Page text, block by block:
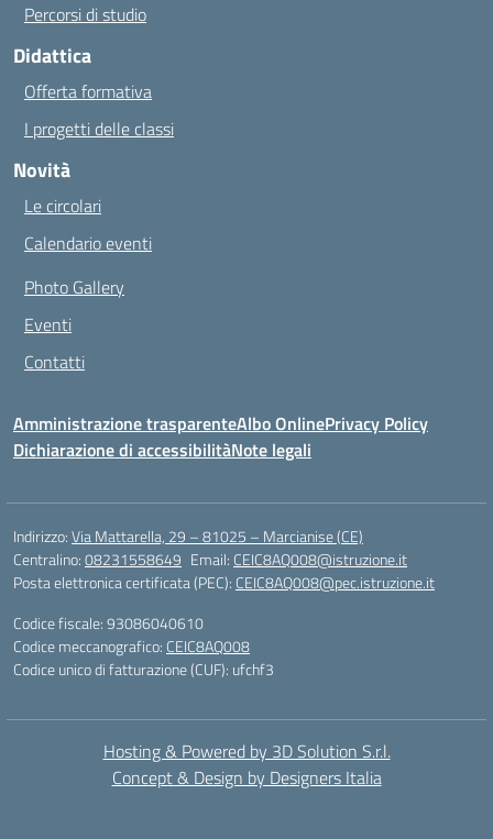
Percorsi di studio
Didattica
Offerta formativa
I progetti delle classi
Novità
Le circolari
Calendario eventi
Photo Gallery
Eventi
Contatti
Amministrazione trasparenteAlbo OnlinePrivacy Policy
Dichiarazione di accessibilitàNote legali
Indirizzo:Via Mattarella, 29 – 81025 – Marcianise (CE)
Centralino:08231558649 Email: CEIC8AQ008@istruzione.it
Posta elettronica certificata (PEC): CEIC8AQ008@pec.istruzione.it
Codice fiscale: 93086040610
Codice meccanografico: CEIC8AQ008
Codice unico di fatturazione (CUF): ufchf3
Hosting & Powered by 3D Solution S.r.l.
Concept & Design by Designers Italia